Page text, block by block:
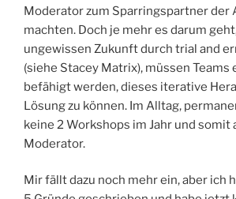
Moderator zum Sparringspartner der
machten. Doch je mehr es darum
ungewissen Zukunft durch trial and
(siehe Stacey Matrix), müssen Teams
befähigt werden, dieses iterative
Lösung zu können. Im Alltag,
keine 2 Workshops im Jahr und somit
Moderator.
Mir fällt dazu noch mehr ein, aber ich